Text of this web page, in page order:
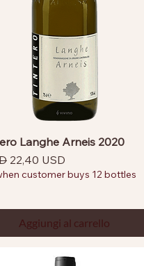
Langhe Arneis 2020
Prezzo scontato
22,40 USD
customer buys 12 bottles
Aggiungi al carrello